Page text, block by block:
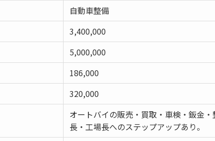
自動車整備
3,400,000
5,000,000
186,000
320,000
オートバイの販売・買取・車検・鈑金
長・工場長へのステップアップあり。